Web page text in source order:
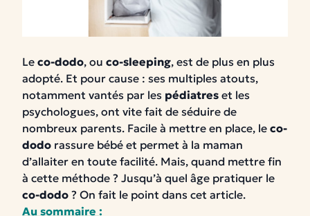
Le co-dodo, ou co-sleeping, est de plus en plus
adopté. Et pour cause : ses multiples atouts,
notamment vantés par les pédiatres et les
psychologues, ont vite fait de séduire de
nombreux parents. Facile à mettre en place, le co-
dodo rassure bébé et permet à la maman
d’allaiter en toute facilité. Mais, quand mettre fin
à cette méthode ? Jusqu’à quel âge pratiquer le
co-dodo ? On fait le point dans cet article.
Au sommaire :